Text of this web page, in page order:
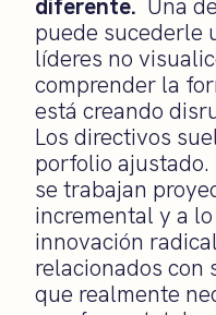
puede sucederle
líderes no
comprender la
está creando
Los directivos
porfolio
se trabajan
incremental y a
innovación
relacionados con
que realmente